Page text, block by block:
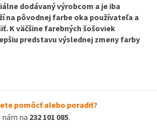
dodávaný výrobcom a je iba
na pôvodnej farbe oka používateľa a
K väčšine farebných šošoviek
predstavu výslednej zmeny farby
pomôcť alebo poradiť?
na 232 101 085.